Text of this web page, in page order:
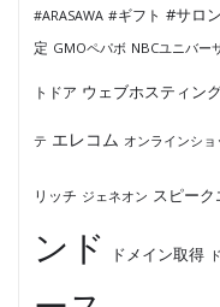
#ARASAWA #ギフト #サロ
定 GMOペパボ NBCユニバー
トドア ウェブホスティン
テ エレコム オンラインシ
リッチ ジェネオン スピーク
ンド
ドメイン取得